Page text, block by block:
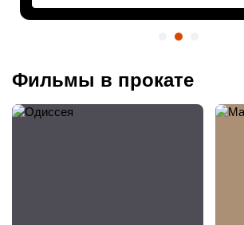
Фильмы в прокате